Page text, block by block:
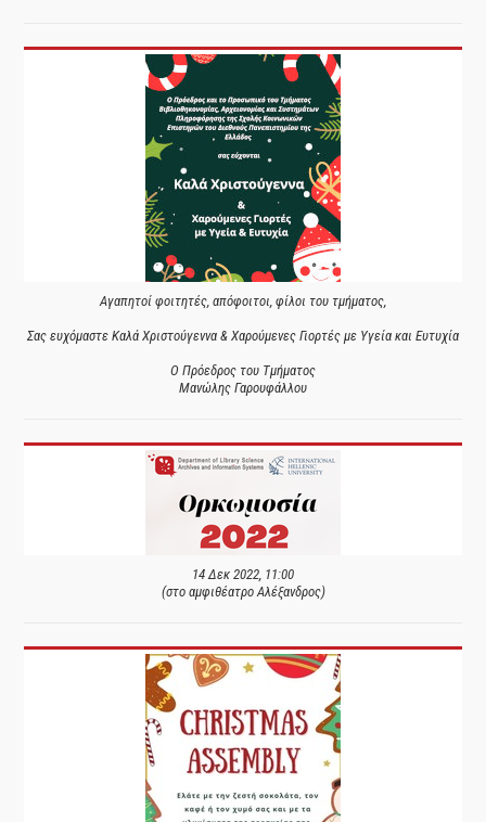
Αγαπητοί φοιτητές, απόφοιτοι, φίλοι του τμήματος,
Σας ευχόμαστε Καλά Χριστούγεννα & Χαρούμενες Γιορτές με Υγεία και Ευτυχία
Ο Πρόεδρος του Τμήματος
Μανώλης Γαρουφάλλου
14 Δεκ 2022, 11:00
(στο αμφιθέατρο Αλέξανδρος)